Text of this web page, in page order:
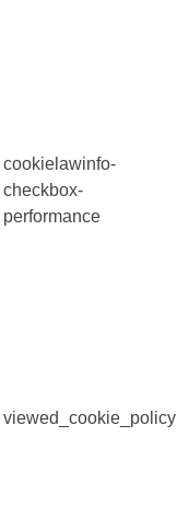
cookielawinfo-
checkbox-
performance
viewed_cookie_policy